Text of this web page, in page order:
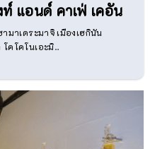
ท์ แอนด์ คาเฟ่ เคอัน
มาเดระมาจิ เมืองเฮกินัน
คโคโนเอะมิ...